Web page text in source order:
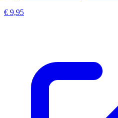
€ 9,95